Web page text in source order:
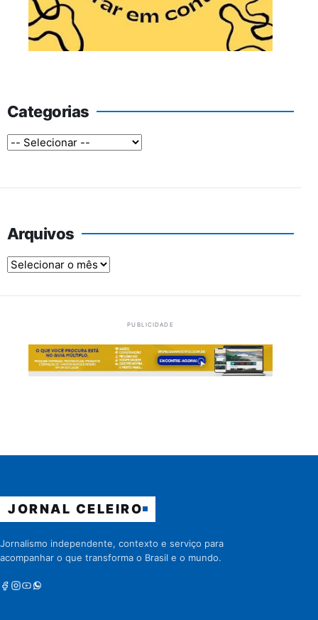
Categorias
Arquivos
Arquivos
PUBLICIDADE
JORNAL CELEIRO
Jornalismo independente, contexto e serviço para
acompanhar o que transforma o Brasil e o mundo.
Facebook
Instagram
Youtube
Whatsapp